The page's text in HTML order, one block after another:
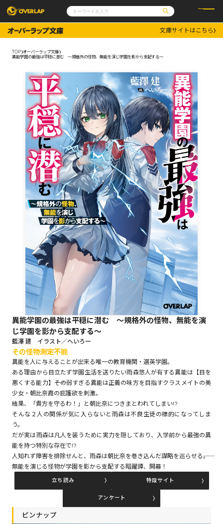
コミックガルド
コミッククリエ
LiQulle
ノベルス
ノベルスf
コミックエッセイ
ポケットモンスター
アニメ
ゲーム
OVERLAP STORE
オーバーラップ広報室
企業
会社概要
採用情報
アクセス
オーバーラップホールディングス
お問い合わせはこちら
オーバーラップ文庫
オーバーラップノベルス
オーバーラップノベルスf
ロサージュノベルス
コミックガルド
リキューレ
コミックパルフェ
コミックエッセイ
閉じる
文庫サイトはこちら
TOP オーバーラップ文庫
異能学園の最強は平穏に潜む ～規格外の怪物、無能を演じ学園を影から支配する～
異能学園の最強は平穏に潜む ～規格外の怪物、無能を演
じ学園を影から支配する～
藍澤 建 イラスト／へいろー
その怪物――測定不能
異能を人に与えることが出来る唯一の教育機関・選英学園。
ある理由から目立たず学園生活を送りたい雨森悠人が有する異能は【目を
悪くする能力】――その弱すぎる異能は正義の味方を目指すクラスメイトの美
少女・朝比奈霞の庇護欲を刺激。
結果、「貴方を守るわ！」と朝比奈につきまとわれてしまい!?
そんな２人の関係が気に入らないと雨森は不良生徒の標的になってしま
う。
だが実は雨森は凡人を装うために実力を隠しており、入学前から最強の異
能を持つ特別な存在で!?
人知れず障害を排除せんと、雨森は朝比奈を巻き込んだ謀略を巡らせる――。
無能を演じる怪物が学園を影から支配する暗躍譚、開幕！
立ち読み 特設サイト
アンケート
ピンナップ